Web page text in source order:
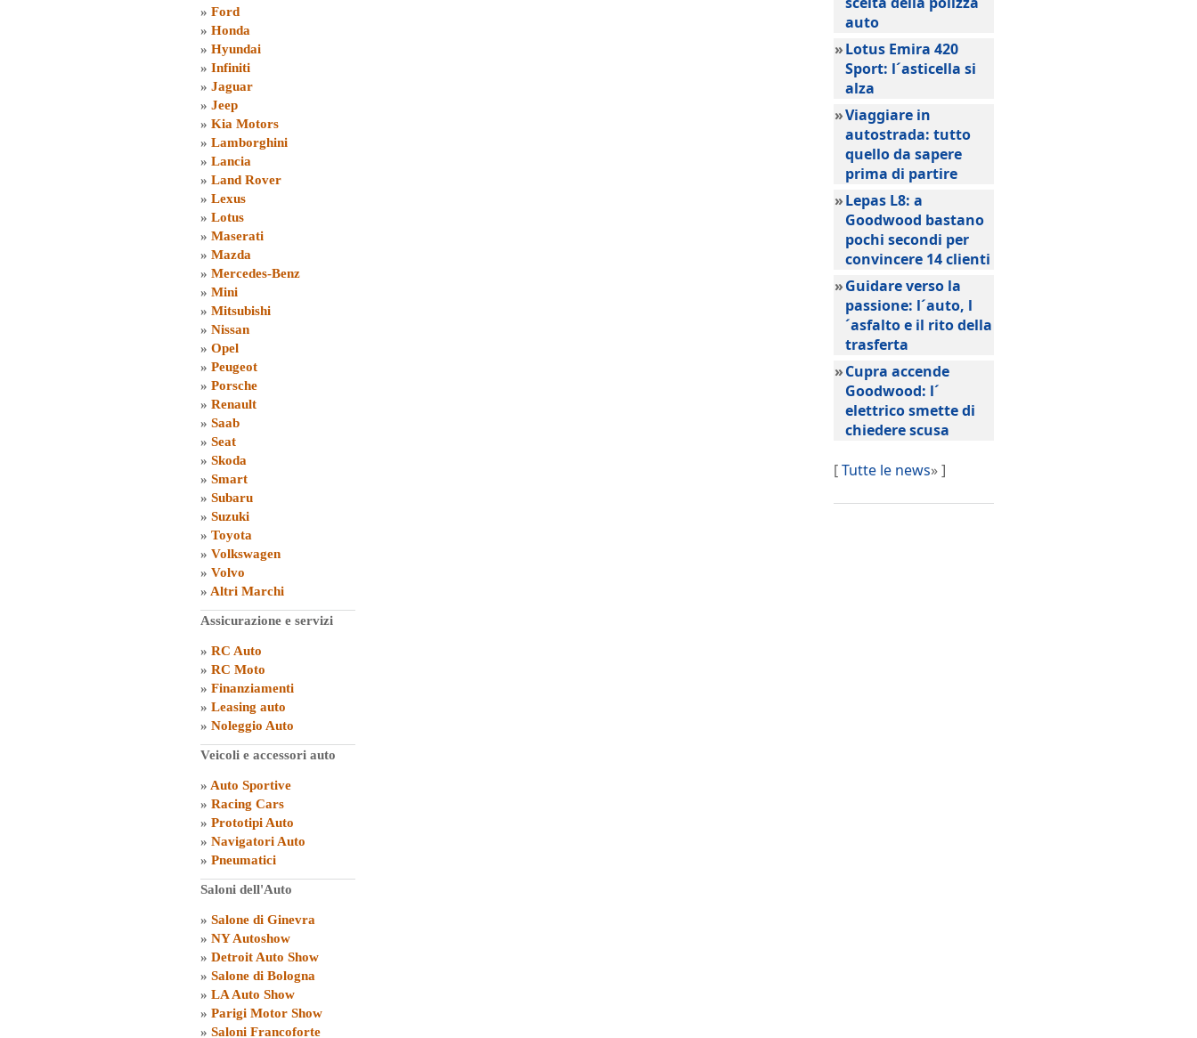
» Ford
» Honda
» Hyundai
» Infiniti
» Jaguar
» Jeep
» Kia Motors
» Lamborghini
» Lancia
» Land Rover
» Lexus
» Lotus
» Maserati
» Mazda
» Mercedes-Benz
» Mini
» Mitsubishi
» Nissan
» Opel
» Peugeot
» Porsche
» Renault
» Saab
» Seat
» Skoda
» Smart
» Subaru
» Suzuki
» Toyota
» Volkswagen
» Volvo
» Altri Marchi
Assicurazione e servizi
» RC Auto
» RC Moto
» Finanziamenti
» Leasing auto
» Noleggio Auto
Veicoli e accessori auto
» Auto Sportive
» Racing Cars
» Prototipi Auto
» Navigatori Auto
» Pneumatici
Saloni dell'Auto
» Salone di Ginevra
» NY Autoshow
» Detroit Auto Show
» Salone di Bologna
» LA Auto Show
» Parigi Motor Show
» Saloni Francoforte
auto
»Lotus Emira 420
Sport: l´asticella si
alza
»Viaggiare in
autostrada: tutto
quello da sapere
prima di partire
»Lepas L8: a
Goodwood bastano
pochi secondi per
convincere 14 clienti
»Guidare verso la
passione: l´auto, l
´asfalto e il rito della
trasferta
»Cupra accende
Goodwood: l´
elettrico smette di
chiedere scusa
[Tutte le news» ]